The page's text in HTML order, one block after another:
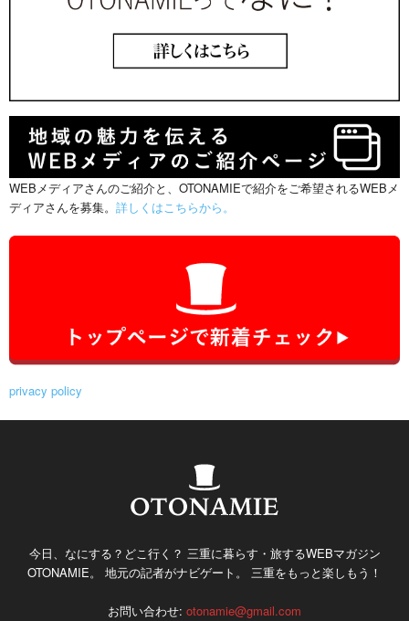
WEBメディアさんのご紹介と、OTONAMIEで紹介をご希望されるWEBメ
ディアさんを募集。 詳しくはこちらから。
privacy policy
今日、なにする？どこ行く？ 三重に暮らす・旅するWEBマガジン
OTONAMIE。 地元の記者がナビゲート。 三重をもっと楽しもう！
お問い合わせ: otonamie@gmail.com